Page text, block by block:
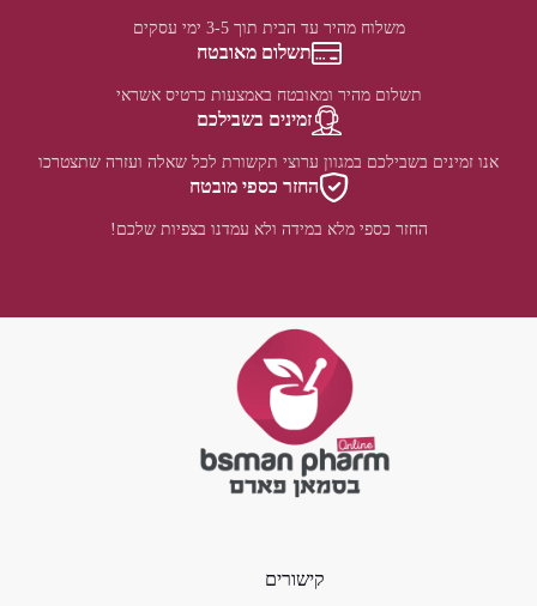
משלוח מהיר עד הבית תוך 3-5 ימי עסקים
תשלום מאובטח
תשלום מהיר ומאובטח באמצעות כרטיס אשראי
זמינים בשבילכם
אנו זמינים בשבילכם במגוון ערוצי תקשורת לכל שאלה ועזרה שתצטרכו
החזר כספי מובטח
החזר כספי מלא במידה ולא עמדנו בצפיות שלכם!
קישורים